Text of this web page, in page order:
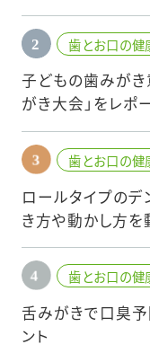
歯とお口の健
子どもの歯みがき
がき大会」をレポ
歯とお口の健
ロールタイプのデ
き方や動かし方
歯とお口の健
舌みがきで口臭予
ント